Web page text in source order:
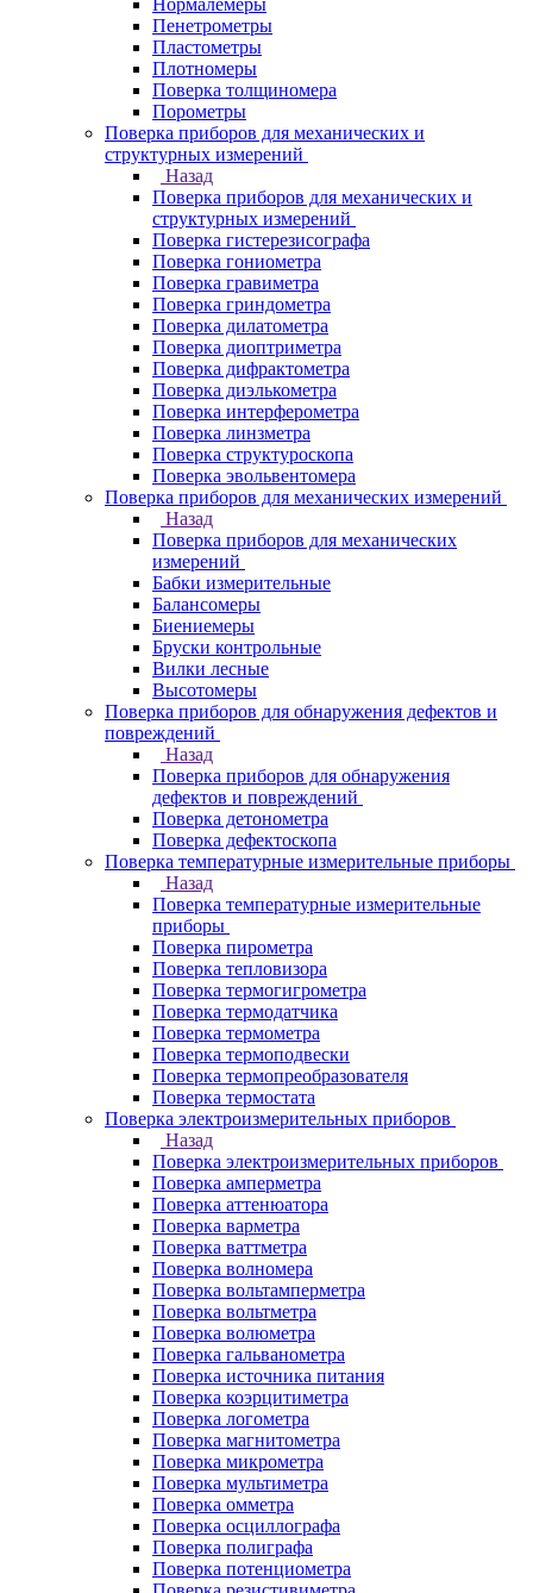
Нормалемеры
Пенетрометры
Пластометры
Плотномеры
Поверка толщиномера
Порометры
Поверка приборов для механических и
структурных измерений
Назад
Поверка приборов для механических и
структурных измерений
Поверка гистерезисографа
Поверка гониометра
Поверка гравиметра
Поверка гриндометра
Поверка дилатометра
Поверка диоптриметра
Поверка дифрактометра
Поверка диэлькометра
Поверка интерферометра
Поверка линзметра
Поверка структуроскопа
Поверка эвольвентомера
Поверка приборов для механических измерений
Назад
Поверка приборов для механических
измерений
Бабки измерительные
Балансомеры
Биениемеры
Бруски контрольные
Вилки лесные
Высотомеры
Поверка приборов для обнаружения дефектов и
повреждений
Назад
Поверка приборов для обнаружения
дефектов и повреждений
Поверка детонометра
Поверка дефектоскопа
Поверка температурные измерительные приборы
Назад
Поверка температурные измерительные
приборы
Поверка пирометра
Поверка тепловизора
Поверка термогигрометра
Поверка термодатчика
Поверка термометра
Поверка термоподвески
Поверка термопреобразователя
Поверка термостата
Поверка электроизмерительных приборов
Назад
Поверка электроизмерительных приборов
Поверка амперметра
Поверка аттенюатора
Поверка варметра
Поверка ваттметра
Поверка волномера
Поверка вольтамперметра
Поверка вольтметра
Поверка волюметра
Поверка гальванометра
Поверка источника питания
Поверка коэрцитиметра
Поверка логометра
Поверка магнитометра
Поверка микрометра
Поверка мультиметра
Поверка омметра
Поверка осциллографа
Поверка полиграфа
Поверка потенциометра